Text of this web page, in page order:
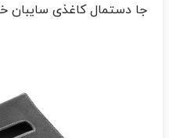
جا دستمال کاغذی سایبان